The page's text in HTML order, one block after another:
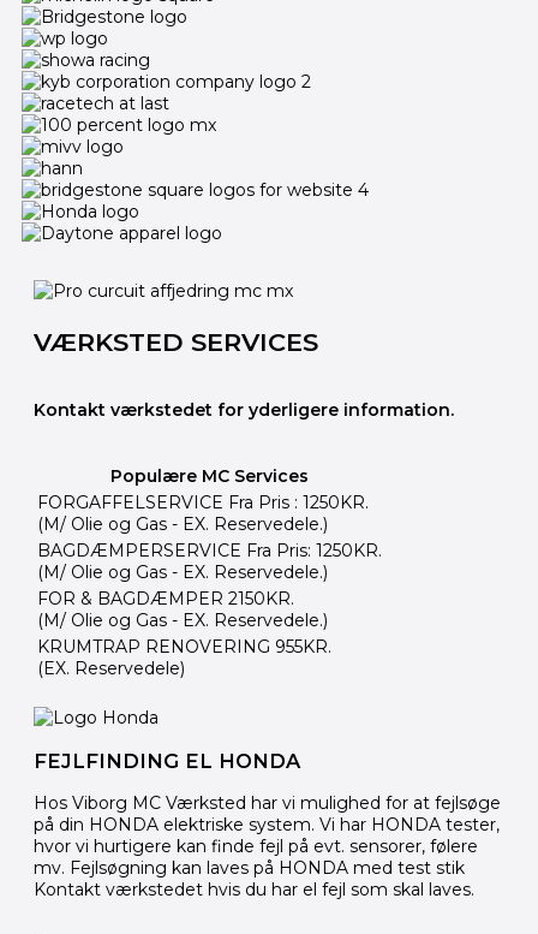
VÆRKSTED SERVICES
Kontakt værkstedet for yderligere information.
Populære MC Services
FORGAFFELSERVICE Fra Pris : 1250KR.
(M/ Olie og Gas - EX. Reservedele.)
BAGDÆMPERSERVICE Fra Pris: 1250KR.
(M/ Olie og Gas - EX. Reservedele.)
FOR & BAGDÆMPER 2150KR.
(M/ Olie og Gas - EX. Reservedele.)
KRUMTRAP RENOVERING 955KR.
(EX. Reservedele)
FEJLFINDING EL HONDA
Hos Viborg MC Værksted har vi mulighed for at fejlsøge
på din HONDA elektriske system. Vi har HONDA tester,
hvor vi hurtigere kan finde fejl på evt. sensorer, følere
mv. Fejlsøgning kan laves på HONDA med test stik
Kontakt værkstedet hvis du har el fejl som skal laves.